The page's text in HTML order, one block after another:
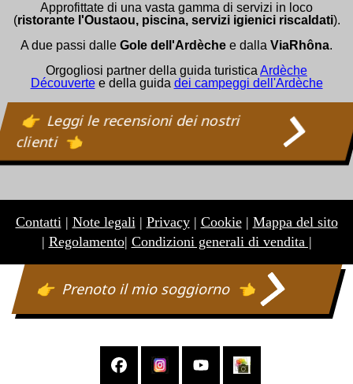
Approfittate di una vasta gamma di servizi in loco
(ristorante l'Oustaou, piscina, servizi igienici riscaldati).
A due passi dalle Gole dell'Ardèche e dalla ViaRhôna.
Orgogliosi partner della guida turistica Ardèche
Découvertee della guida dei campeggi dell'Ardèche
Leggi le recensioni dei nostri
clienti
Contatti| Note legali| Privacy| Cookie| Mappa del sito
| Regolamento| Condizioni generali di vendita |
Prenoto il mio soggiorno